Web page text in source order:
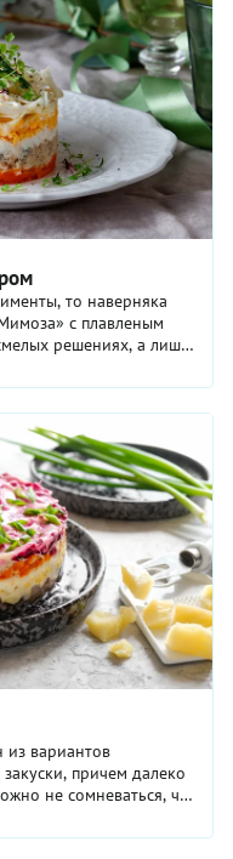
то наверняка
с плавленым
решениях, а лишь
вариантов
причем далеко
не сомневаться, что
...